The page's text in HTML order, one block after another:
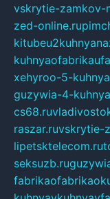
vskrytie-zamkov-
zed-online.ru
xehyroo-5-
guzywia-4-
cs68.ru
raszar.ruvskrytie-
lipetsktelecom.ru
seksuzb.ru